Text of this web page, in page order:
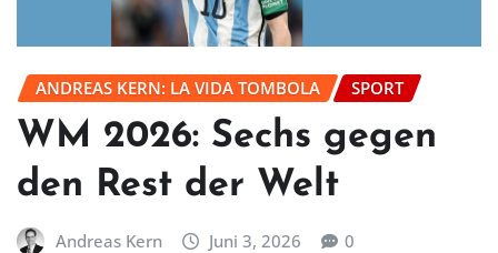
ANDREAS KERN: LA VIDA TOMBOLA SPORT
WM 2026: Sechs gegen
den Rest der Welt
Andreas Kern Juni 3, 2026 0